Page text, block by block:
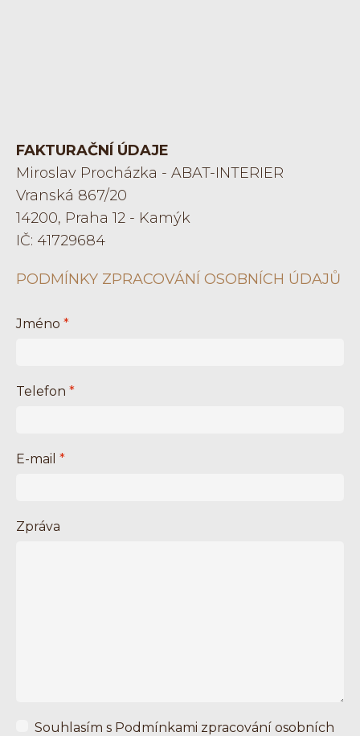
FAKTURAČNÍ ÚDAJE
Miroslav Procházka - ABAT-INTERIER
Vranská 867/20
14200, Praha 12 - Kamýk
IČ: 41729684
PODMÍNKY ZPRACOVÁNÍ OSOBNÍCH ÚDAJŮ
Jméno *
Telefon *
E-mail *
Zpráva
Souhlasím s Podmínkami zpracování osobních